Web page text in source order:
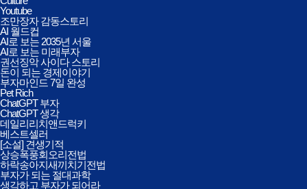
Youtube
조만장자 감동스토리
AI 월드컵
AI로 보는 2035년 서울
AI로 보는 미래부자
권선징악 사이다 스토리
돈이 되는 경제이야기
부자마인드 7일 완성
Pet Rich
ChatGPT 부자
ChatGPT 생각
데일리리치앤드럭키
베스트셀러
[소설] 견생기적
상승폭풍회오리전법
하락송아지새끼치기전법
부자가 되는 절대과학
생각하고 부자가 되어라